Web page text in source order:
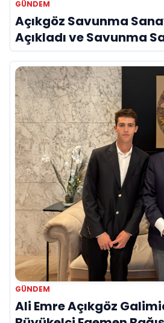
GÜNDEM
Açıkgöz Savunma
Açıkladı ve Savunma
Vurgusu
GÜNDEM
Ali Emre Açıkgöz